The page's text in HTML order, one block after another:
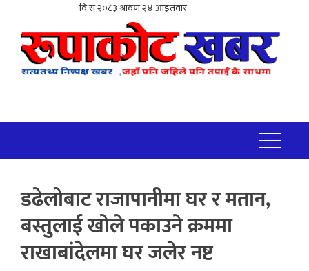
डढेलोबाट राजापानीमा घर र मतान,
बस्तुलाई खोले पकाउने क्रममा
राखाबांदेलमा घर जलेर नष्ट